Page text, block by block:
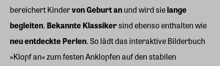
bereichert Kindervon Geburt anund wird sielange
begleiten. Bekannte Klassikersind ebenso enthalten wie
neu entdeckte Perlen. So lädt das interaktive Bilderbuch
»Klopf an« zum festen Anklopfen auf den stabilen